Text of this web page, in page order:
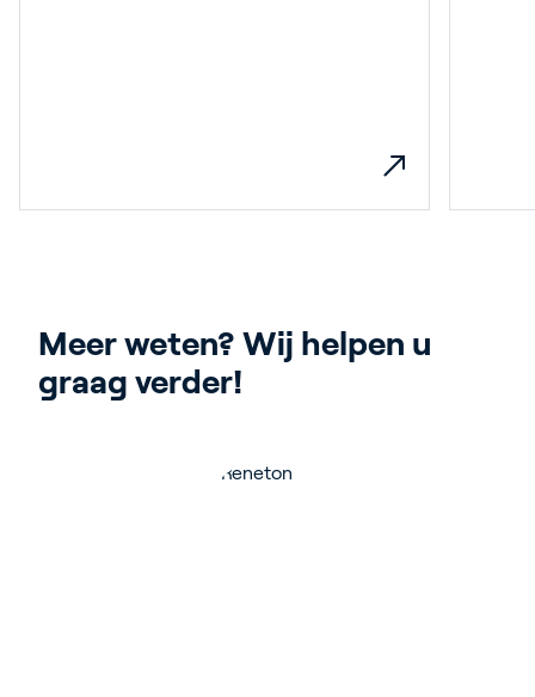
Meer weten? Wij helpen u
graag verder!